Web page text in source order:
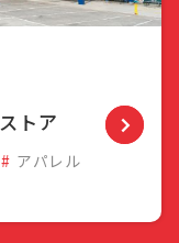
トア
アパレル